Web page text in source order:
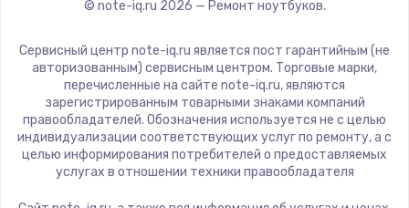
ZTE
Hiper
Evga
Google
Echips
© note-iq.ru 2026 — Ремонт ноутбуков.
Сервисный центр note-iq.ru является пост гарантийным (не
авторизованным) сервисным центром. Торговые марки,
перечисленные на сайте note-iq.ru, являются
зарегистрированным товарными знаками компаний
правообладателей. Обозначения используется не с целью
индивидуализации соответствующих услуг по ремонту, а с
целью информирования потребителей о предоставляемых
услугах в отношении техники правообладателя